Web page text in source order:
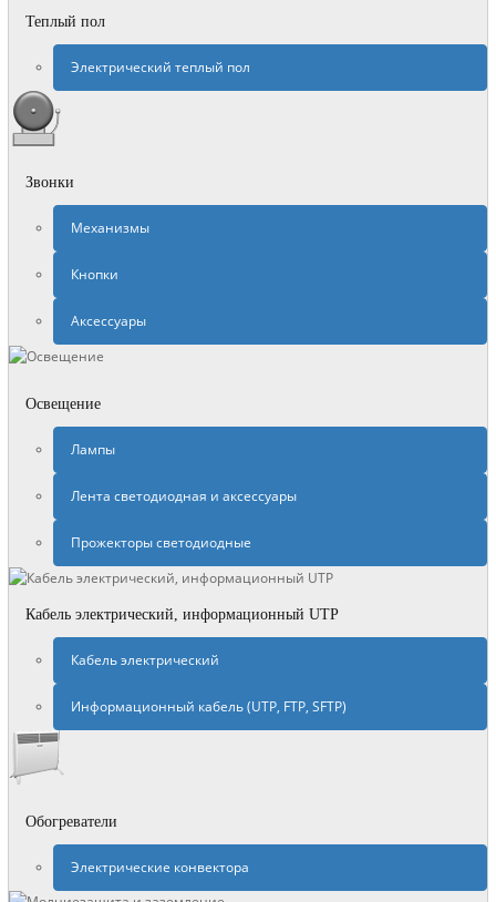
Теплый пол
Электрический теплый пол
Звонки
Механизмы
Кнопки
Аксессуары
Освещение
Лампы
Лента светодиодная и аксессуары
Прожекторы светодиодные
Кабель электрический, информационный UTP
Кабель электрический
Информационный кабель (UTP, FTP, SFTP)
Обогреватели
Электрические конвектора